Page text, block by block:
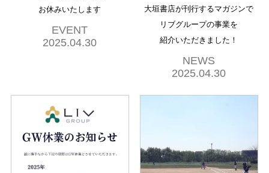
お休みいたします
EVENT
2025.04.30
大垣書店が刊行するマガジンで
リブグループの事業を
紹介いただきました！
NEWS
2025.04.30